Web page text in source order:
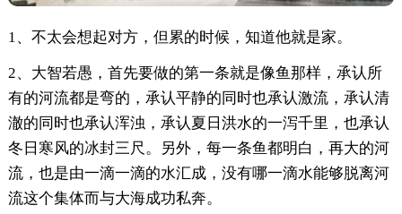
1、不太会想起对方，但累的时候，知道他就是家。
2、大智若愚，首先要做的第一条就是像鱼那样，承认所
有的河流都是弯的，承认平静的同时也承认激流，承认清
澈的同时也承认浑浊，承认夏日洪水的一泻千里，也承认
冬日寒风的冰封三尺。另外，每一条鱼都明白，再大的河
流，也是由一滴一滴的水汇成，没有哪一滴水能够脱离河
流这个集体而与大海成功私奔。